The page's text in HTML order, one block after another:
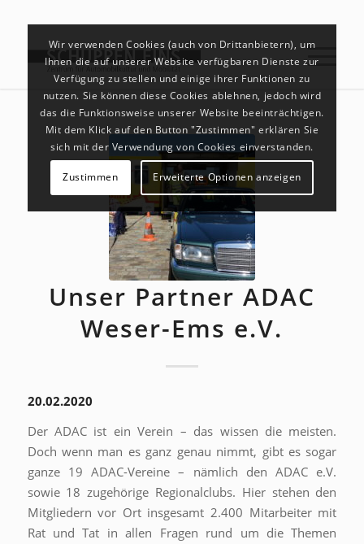
Unser Partner ADAC
Weser-Ems e.V.
20.02.2020
Der ADAC ist ein Verein – das wissen die meisten.
Doch wenn man es ganz genau nimmt, gibt es sogar
ganze 19 ADAC-Vereine – nämlich den ADAC e.V.
sowie 18 zugehörige Regionalclubs. Hier stehen den
Mitgliedern vor Ort insgesamt 2.400 Mitarbeiter mit
Rat und Tat in allen Fragen rund um die Themen
Wir verwenden Cookies (auch von Drittanbietern), um
Ihnen die auf unserer Website verfügbaren Dienste zur
Verfügung zu stellen und einige ihrer Funktionen zu
nutzen. Sie können diese Cookies ablehnen, jedoch wird
das die Funktionsweise unserer Website beeinträchtigen.
Mit dem Klick auf den Button "Zustimmen" erklären Sie
sich mit der Verwendung von Cookies einverstanden.
Zustimmen Erweiterte Optionen anzeigen